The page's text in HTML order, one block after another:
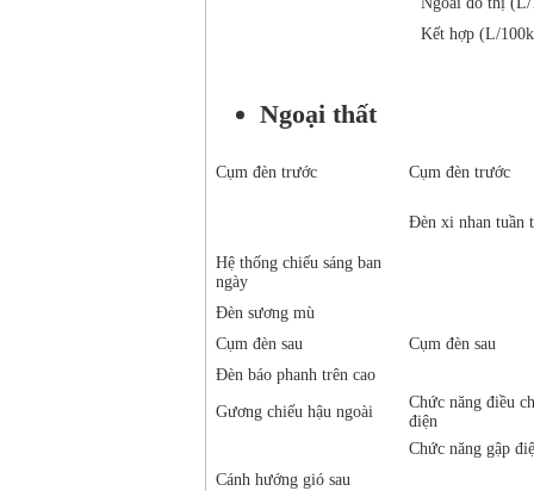
Kết hợp (L/
Ngoại thất
Cụm đèn trước Cụm đèn trước
Đèn xi nhan tuần
Hệ thống chiếu sáng ban
ngày
Đèn sương mù
Cụm đèn sau
Cụm đèn sau
Đèn báo phanh trên cao
Gương chiếu hậu ngoài
Chức năng điều
điện
Chức năng gập
Cánh hướng gió sau